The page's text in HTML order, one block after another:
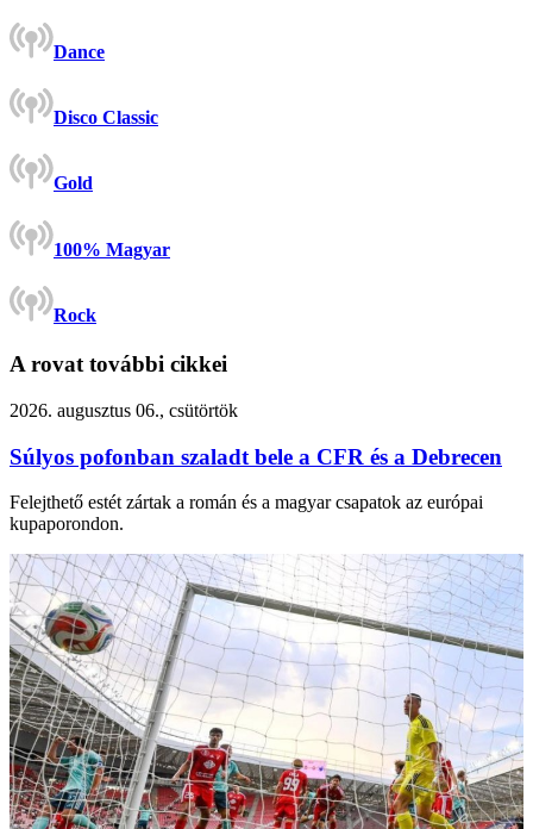
Dance
Disco Classic
Gold
100% Magyar
Rock
A rovat további cikkei
2026. augusztus 06., csütörtök
Súlyos pofonban szaladt bele a CFR és a Debrecen
Felejthető estét zártak a román és a magyar csapatok az európai
kupaporondon.